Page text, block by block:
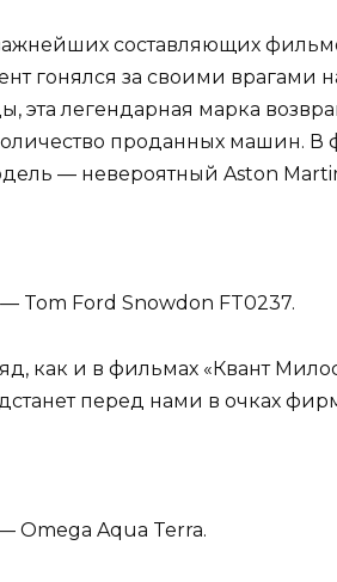
составляющих
гонялся за своими врагами
эта легендарная марка
проданных машин. В
— невероятный Aston
Ford Snowdon FT0237.
как и в фильмах «Квант
перед нами в очках
Omega Aqua Terra.